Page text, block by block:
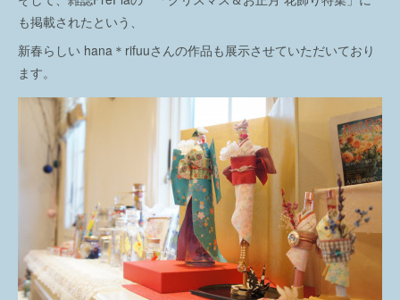
も掲載されたという、
新春らしい hana＊rifuuさんの作品も展示させていただいており
ます。